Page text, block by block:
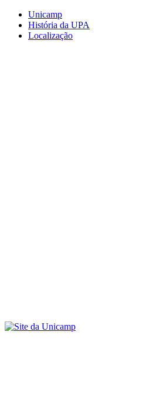
Conteúdo principal
Unicamp
História da UPA
Localização